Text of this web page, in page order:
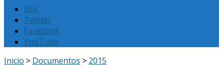
RSS
Twitter
Facebook
YouTube
Inicio > Documentos > 2015